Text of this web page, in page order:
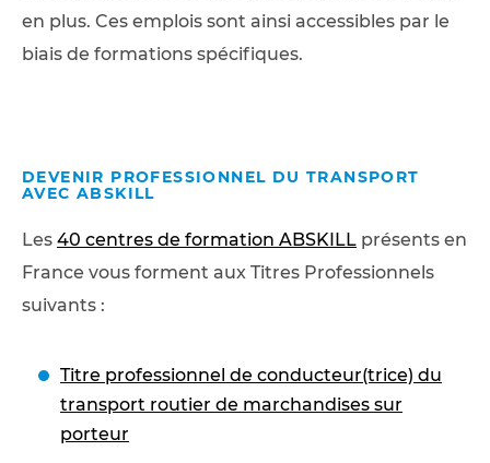
en plus. Ces emplois sont ainsi accessibles par le
biais de formations spécifiques.
DEVENIR PROFESSIONNEL DU TRANSPORT
AVEC ABSKILL
Les 40 centres de formation ABSKILL présents en
France vous forment aux Titres Professionnels
suivants :
Titre professionnel de conducteur(trice) du
transport routier de marchandises sur
porteur